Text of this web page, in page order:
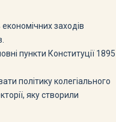
економічних заходів
пункти Конституції 1895
політику колегіального
яку створили